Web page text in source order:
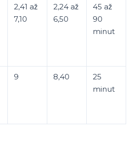
2,41 až
7,10
2,24 až
6,50
45 až
90
minut
9 8,40
25
minut